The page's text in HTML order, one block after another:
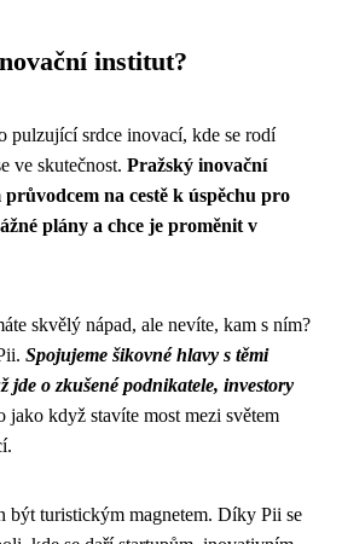
institut?
pulzující srdce inovací, kde se rodí
ve skutečnost. Pražský inovační
na cestě k úspěchu pro
plány a chce je proměnit v
skvělý nápad, ale nevíte, kam s ním?
Spojujeme šikovné hlavy s těmi
o zkušené podnikatele, investory
jako když stavíte most mezi světem
být turistickým magnetem. Díky Pii se